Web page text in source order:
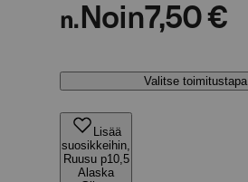
n. Noin7,50 €
Valitse toimitustapa
Lisää
suosikkeihin,
Ruusu p10,5
Alaska